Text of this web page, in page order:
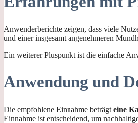
Anwenderberichte zeigen, dass viele
und einer insgesamt angenehmeren
Ein weiterer Pluspunkt ist die einfache
Anwendung und
Die empfohlene Einnahme beträgt eine
Einnahme ist entscheidend, um